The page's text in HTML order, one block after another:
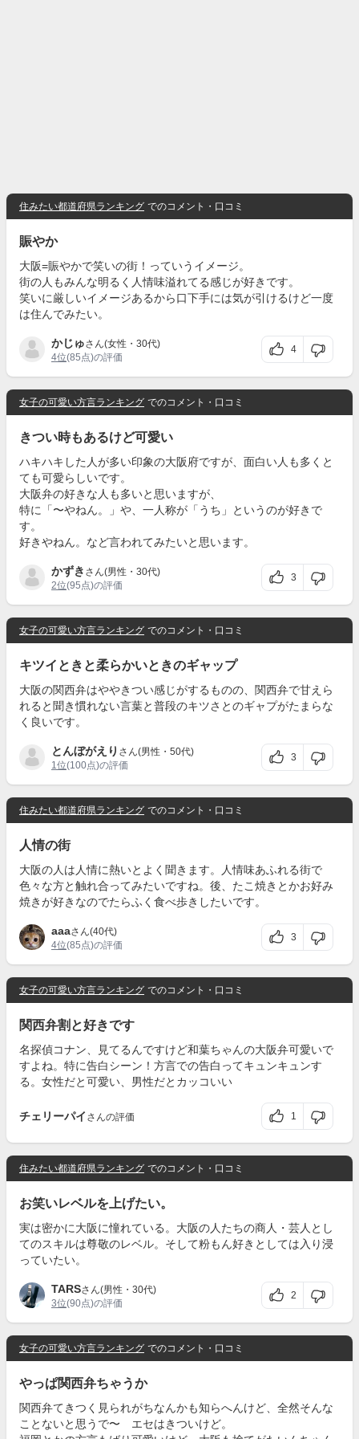
住みたい都道府県ランキング でのコメント・口コミ
賑やか
大阪=賑やかで笑いの街！っていうイメージ。
街の人もみんな明るく人情味溢れてる感じが好きです。
笑いに厳しいイメージあるから口下手には気が引けるけど一度
は住んでみたい。
かじゅさん(女性・30代)
4位(85点)の評価
4
女子の可愛い方言ランキング でのコメント・口コミ
きつい時もあるけど可愛い
ハキハキした人が多い印象の大阪府ですが、面白い人も多くと
ても可愛らしいです。
大阪弁の好きな人も多いと思いますが、
特に「〜やねん。」や、一人称が「うち」というのが好きで
す。
好きやねん。など言われてみたいと思います。
かずき さん(男性・30代)
2位(95点)の評価
3
女子の可愛い方言ランキング でのコメント・口コミ
キツイときと柔らかいときのギャップ
大阪の関西弁はややきつい感じがするものの、関西弁で甘えら
れると聞き慣れない言葉と普段のキツさとのギャプがたまらな
く良いです。
とんぼがえり さん(男性・50代)
1位(100点)の評価
3
住みたい都道府県ランキング でのコメント・口コミ
人情の街
大阪の人は人情に熱いとよく聞きます。人情味あふれる街で
色々な方と触れ合ってみたいですね。後、たこ焼きとかお好み
焼きが好きなのでたらふく食べ歩きしたいです。
aaaさん(40代)
4位(85点)の評価
3
女子の可愛い方言ランキング でのコメント・口コミ
関西弁割と好きです
名探偵コナン、見てるんですけど和葉ちゃんの大阪弁可愛いで
すよね。特に告白シーン！方言での告白ってキュンキュンす
る。女性だと可愛い、男性だとカッコいい
チェリーパイ さんの評価 1
住みたい都道府県ランキング でのコメント・口コミ
お笑いレベルを上げたい。
実は密かに大阪に憧れている。大阪の人たちの商人・芸人とし
てのスキルは尊敬のレベル。そして粉もん好きとしては入り浸
っていたい。
TARSさん(男性・30代)
3位(90点)の評価
2
女子の可愛い方言ランキング でのコメント・口コミ
やっぱ関西弁ちゃうか
関西弁てきつく見られがちなんかも知らへんけど、全然そんな
ことないと思うで〜 エセはきついけど。